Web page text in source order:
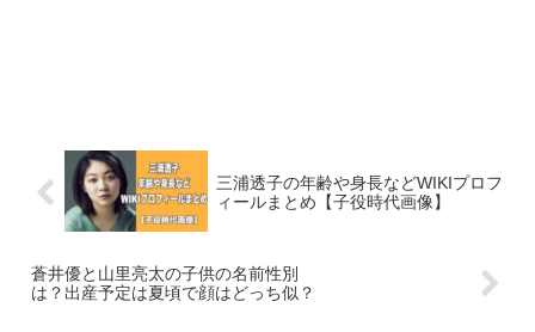
三浦透子の年齢や身長などWIKIプロフ
ィールまとめ【子役時代画像】
蒼井優と山里亮太の子供の名前性別
は？出産予定は夏頃で顔はどっち似？